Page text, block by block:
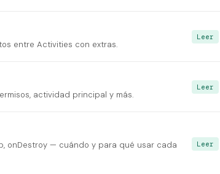
entre Activities con extras.
Leer
actividad principal y más.
Leer
onDestroy — cuándo y para qué usar cada
Leer